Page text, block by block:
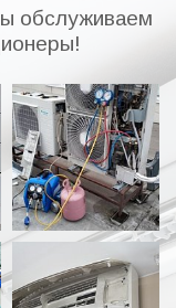
обслуживаем